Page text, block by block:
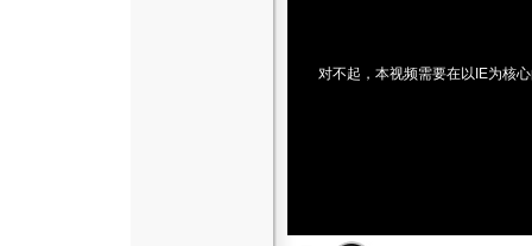
对不起，本视频需要在以IE为核